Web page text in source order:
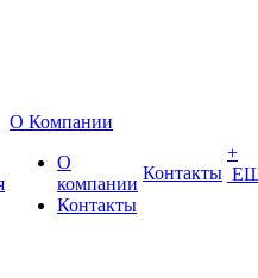
О Компании
О
компании
Контакты
Контакты
+